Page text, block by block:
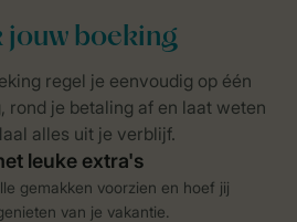
gemakken voorzien en hoef jij
van je vakantie.